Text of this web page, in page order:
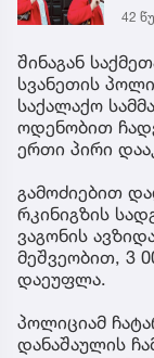
9
შინაგან
სვანეთის
საქალაქო
ოდენობით
ერთი პირი
გამოძიებით
რკინიგზის
ვაგონის
მეშვეობით, 3
დაეუფლა.
პოლიციამ
დანაშაულის